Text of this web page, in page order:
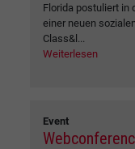
Florida postuliert in
einer neuen
Class&l...
Weiterlesen
Event